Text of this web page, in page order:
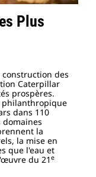
Plus
des
Caterpillar
prospères.
philanthropique
dans 110
domaines
la
la mise en
que l'eau et
du 21 e